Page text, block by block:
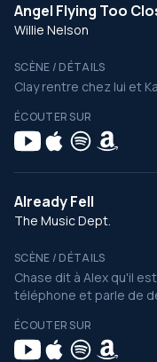
Angel Flying Too
Willie Nelson
SCÈNE / DÉTAILS
Clay rentre chez lui et
ÉCOUTER SUR
Already Fell
The Music Dept.
SCÈNE / DÉTAILS
Chase dit à Alex qu'il
téléphone et parle de
ÉCOUTER SUR